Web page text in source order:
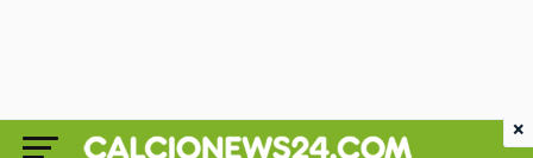
×